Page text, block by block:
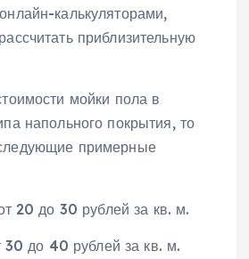
калькуляторами,
приблизительную
мойки пола в
напольного покрытия, то
примерные
20 до 30 рублей за кв. м.
30 до 40 рублей за кв. м.